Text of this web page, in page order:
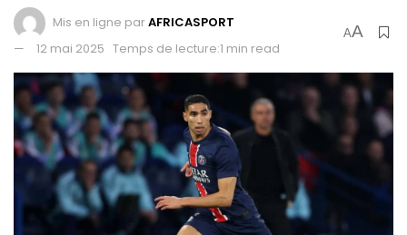
Mis en ligne parAFRICASPORT
12 mai 2025 Temps de lecture:1 min read
AA